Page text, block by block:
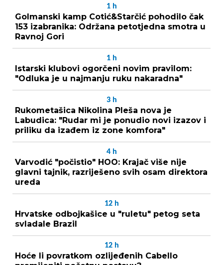
1 h
Golmanski kamp Cotić&Starčić pohodilo čak
153 izabranika: Održana petotjedna smotra u
Ravnoj Gori
1 h
Istarski klubovi ogorčeni novim pravilom:
"Odluka je u najmanju ruku nakaradna"
3 h
Rukometašica Nikolina Pleša nova je
Labudica: "Rudar mi je ponudio novi izazov i
priliku da izađem iz zone komfora"
4 h
Varvodić "počistio" HOO: Krajač više nije
glavni tajnik, razriješeno svih osam direktora
ureda
12 h
Hrvatske odbojkašice u "ruletu" petog seta
svladale Brazil
12 h
Hoće li povratkom ozlijeđenih Cabello